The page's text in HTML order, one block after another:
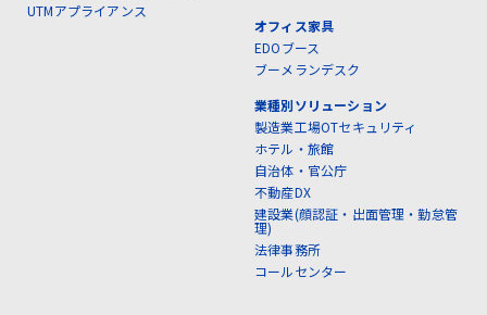
UTMアプライアンス
オフィス家具
EDOブース
ブーメランデスク
業種別ソリューション
製造業工場OTセキュリティ
ホテル・旅館
自治体・官公庁
不動産DX
建設業(顔認証・出面管理・勤怠管
理)
法律事務所
コールセンター